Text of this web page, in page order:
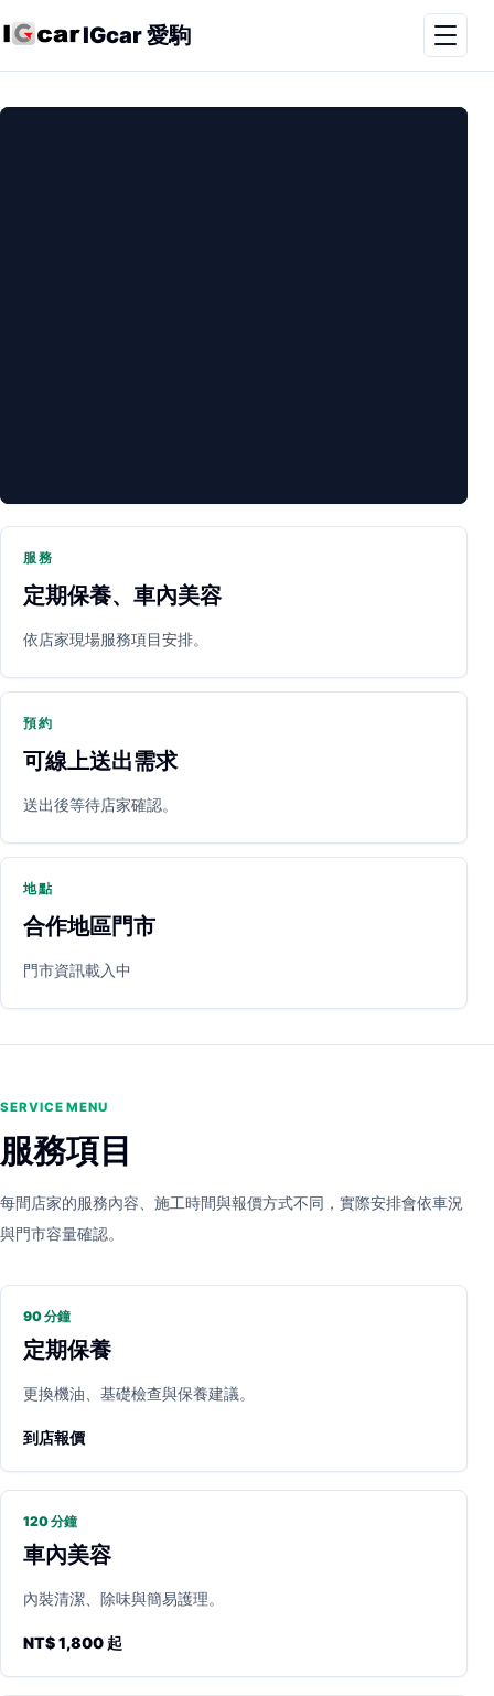
IGcar 愛駒
PARTNER SHOP
立即預約 開啟地圖 其他店家
服務
定期保養、車內美容
依店家現場服務項目安排。
預約
可線上送出需求
送出後等待店家確認。
地點
合作地區門市
門市資訊載入中
SERVICE MENU
服務項目
每間店家的服務內容、施工時間與報價方式不同，實際安排會依車況
與門市容量確認。
90 分鐘
定期保養
更換機油、基礎檢查與保養建議。
到店報價
120 分鐘
車內美容
內裝清潔、除味與簡易護理。
NT$ 1,800 起